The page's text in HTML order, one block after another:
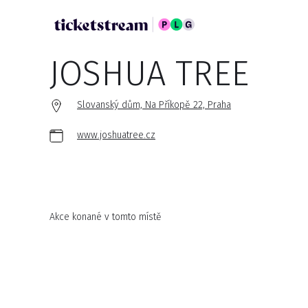
JOSHUA TREE
Slovanský dům, Na Příkopě 22, Praha
www.joshuatree.cz
Akce konané v tomto místě